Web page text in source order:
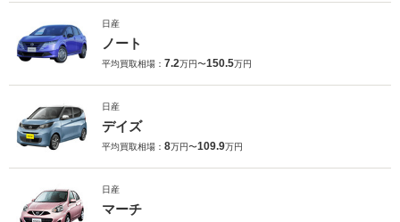
日産
ノート
平均買取相場： 7.2万円〜150.5万円
日産
デイズ
平均買取相場： 8万円〜109.9万円
日産
マーチ